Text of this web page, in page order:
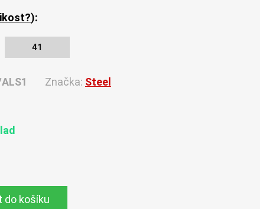
):
41
Značka: Steel
do košíku